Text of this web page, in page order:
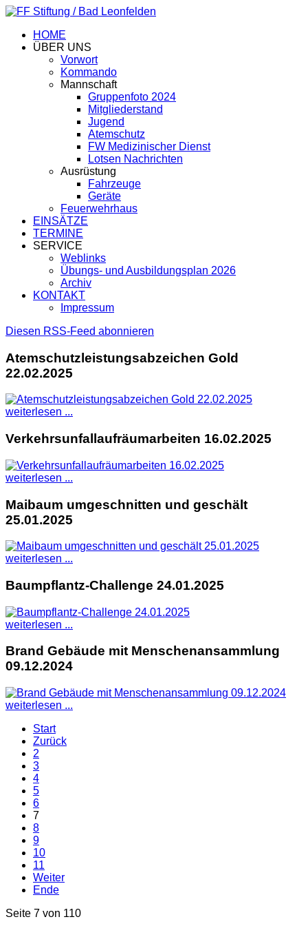
HOME
ÜBER UNS
Vorwort
Kommando
Mannschaft
Gruppenfoto 2024
Mitgliederstand
Jugend
Atemschutz
FW Medizinischer Dienst
Lotsen Nachrichten
Ausrüstung
Fahrzeuge
Geräte
Feuerwehrhaus
EINSÄTZE
TERMINE
SERVICE
Weblinks
Übungs- und Ausbildungsplan 2026
Archiv
KONTAKT
Impressum
Diesen RSS-Feed abonnieren
Atemschutzleistungsabzeichen Gold
22.02.2025
weiterlesen ...
Verkehrsunfallaufräumarbeiten 16.02.2025
weiterlesen ...
Maibaum umgeschnitten und geschält
25.01.2025
weiterlesen ...
Baumpflantz-Challenge 24.01.2025
weiterlesen ...
Brand Gebäude mit Menschenansammlung
09.12.2024
weiterlesen ...
Start
Zurück
2
3
4
5
6
7
8
9
10
11
Weiter
Ende
Seite 7 von 110